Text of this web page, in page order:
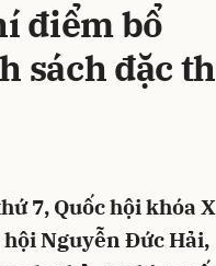
điểm bổ
sách đặc
7, Quốc hội khóa
Nguyễn Đức Hải,